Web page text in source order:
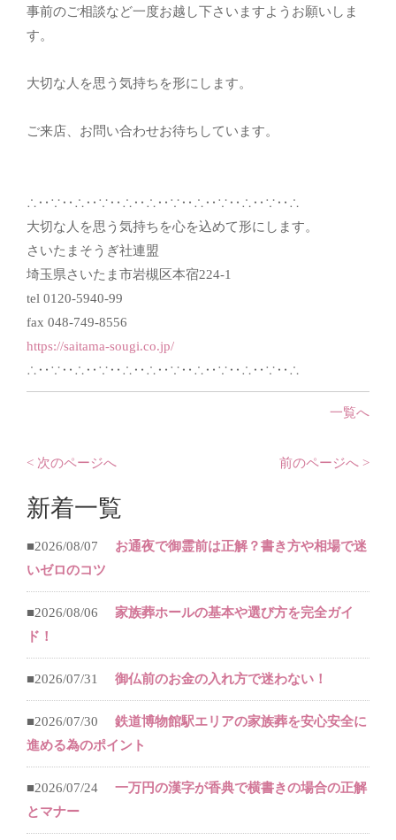
事前のご相談など一度お越し下さいますようお願いしま
す。
大切な人を思う気持ちを形にします。
ご来店、お問い合わせお待ちしています。
∴‥∵‥∴‥∵‥∴‥∴‥∵‥∴‥∵‥∴‥∵‥∴
大切な人を思う気持ちを心を込めて形にします。
さいたまそうぎ社連盟
埼玉県さいたま市岩槻区本宿224-1
tel 0120-5940-99
fax 048-749-8556
https://saitama-sougi.co.jp/
∴‥∵‥∴‥∵‥∴‥∴‥∵‥∴‥∵‥∴‥∵‥∴
一覧へ
< 次のページへ 前のページへ >
新着一覧
■2026/08/07
お通夜で御霊前は正解？書き方や相場で迷
いゼロのコツ
■2026/08/06
家族葬ホールの基本や選び方を完全ガイ
ド！
■2026/07/31 御仏前のお金の入れ方で迷わない！
■2026/07/30
鉄道博物館駅エリアの家族葬を安心安全に
進める為のポイント
■2026/07/24
一万円の漢字が香典で横書きの場合の正解
とマナー